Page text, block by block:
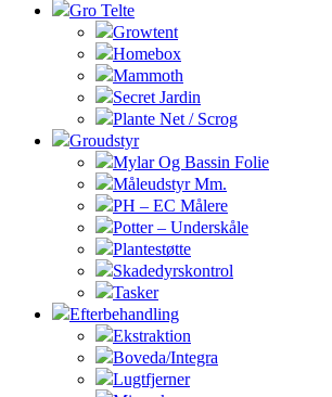
Gro Telte
Growtent
Homebox
Mammoth
Secret Jardin
Plante Net / Scrog
Groudstyr
Mylar Og Bassin Folie
Måleudstyr Mm.
PH – EC Målere
Potter – Underskåle
Plantestøtte
Skadedyrskontrol
Tasker
Efterbehandling
Ekstraktion
Boveda/Integra
Lugtfjerner